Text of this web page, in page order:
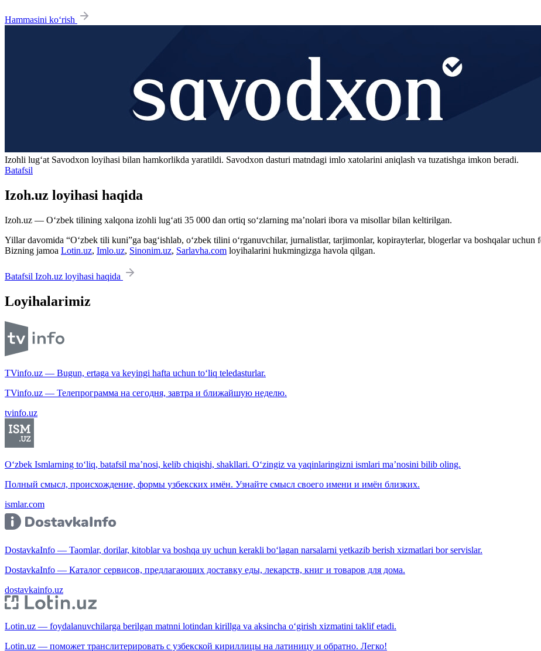
Hammasini ko‘rish
Izohli lugʻat Savodxon loyihasi bilan hamkorlikda yaratildi. Savodxon dasturi matndagi imlo xatolarini aniqlash va tuzatishga imkon beradi.
Batafsil
Izoh.uz loyihasi haqida
Izoh.uz — O‘zbek tilining xalqona izohli lug‘ati 35 000 dan ortiq so‘zlarning ma’nolari ibora va misollar bilan keltirilgan.
Yillar davomida “O‘zbek tili kuni”ga bag‘ishlab, o‘zbek tilini o‘rganuvchilar, jurnalistlar, tarjimonlar, kopirayterlar, blogerlar va boshqalar
Bizning jamoa Lotin.uz, Imlo.uz, Sinonim.uz, Sarlavha.com loyihalarini hukmingizga havola qilgan.
Batafsil Izoh.uz loyihasi haqida
Loyihalarimiz
TVinfo.uz — Bugun, ertaga va keyingi hafta uchun to‘liq teledasturlar.
TVinfo.uz — Телепрограмма на сегодня, завтра и ближайшую неделю.
tvinfo.uz
O‘zbek Ismlarning to‘liq, batafsil ma’nosi, kelib chiqishi, shakllari. O‘zingiz va yaqinlaringizni ismlari ma’nosini bilib oling.
Полный смысл, происхождение, формы узбекских имён. Узнайте смысл своего имени и имён близких.
ismlar.com
DostavkaInfo — Taomlar, dorilar, kitoblar va boshqa uy uchun kerakli bo‘lagan narsalarni yetkazib berish xizmatlari bor servislar.
DostavkaInfo — Каталог сервисов, предлагающих доставку еды, лекарств, книг и товаров для дома.
dostavkainfo.uz
Lotin.uz — foydalanuvchilarga berilgan matnni lotindan kirillga va aksincha o‘girish xizmatini taklif etadi.
Lotin.uz — поможет транслитерировать с узбекской кириллицы на латиницу и обратно. Легко!